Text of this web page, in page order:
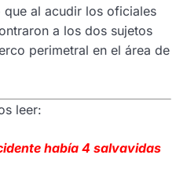
que al acudir los oficiales
a los dos sujetos
perimetral en el área de
leer:
había 4 salvavidas